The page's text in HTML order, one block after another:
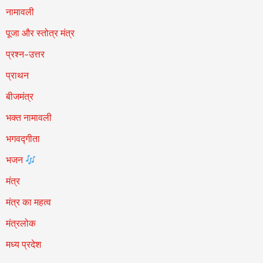
नामावली
पूजा और स्तोत्र मंत्र
प्रश्न-उत्तर
प्राथन
बीजमंत्र
भक्त नामावली
भगवद्गीता
भजन
मंत्र
मंत्र का महत्व
मंत्रलोक
मध्य प्रदेश